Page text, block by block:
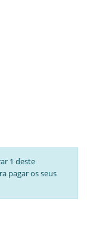
1 deste
pagar os seus